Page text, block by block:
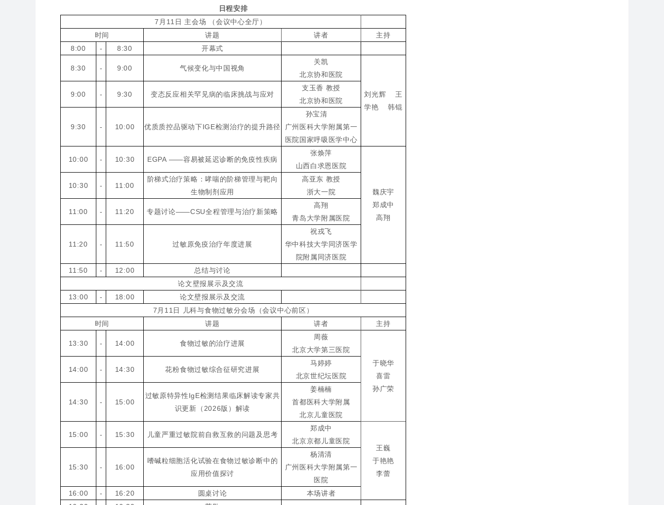
日程安排
7月11日 主会场 （会议中心全厅）
时间
讲题 讲者
主持
8:00
- 8:30 开幕式
8:30 - 9:00 气候变化与中国视角
关凯
北京协和医院
刘光辉 王
学艳 韩锟
9:00 - 9:30 变态反应相关罕见病的临床挑战与应对
支玉香 教授
北京协和医院
9:30 - 10:00 优质质控品驱动下IGE检测治疗的提升路径
孙宝清
广州医科大学附属第一
医院国家呼吸医学中心
10:00 - 10:30 EGPA ——容易被延迟诊断的免疫性疾病
张焕萍
山西白求恩医院
魏庆宇
郑成中
高翔
10:30 - 11:00
阶梯式治疗策略：哮喘的阶梯管理与靶向
生物制剂应用
高亚东 教授
浙大一院
11:00 - 11:20 专题讨论——CSU全程管理与治疗新策略
高翔
青岛大学附属医院
11:20 - 11:50 过敏原免疫治疗年度进展
祝戎飞
华中科技大学同济医学
院附属同济医院
11:50
- 12:00
总结与讨论
论文壁报展示及交流
13:00
- 18:00
论文壁报展示及交流
7月11日 儿科与食物过敏分会场（会议中心前区）
时间
讲题 讲者 主持
13:30 - 14:00 食物过敏的治疗进展
周薇
北京大学第三医院
于晓华
喜雷
孙广荣
14:00 - 14:30 花粉食物过敏综合征研究进展
马婷婷
北京世纪坛医院
14:30 - 15:00
过敏原特异性IgE检测结果临床解读专家共
识更新（2026版）解读
姜楠楠
首都医科大学附属
北京儿童医院
15:00 - 15:30 儿童严重过敏院前自救互救的问题及思考
郑成中
北京京都儿童医院
王巍
于艳艳
李蕾
15:30 - 16:00
嗜碱粒细胞活化试验在食物过敏诊断中的
应用价值探讨
杨清清
广州医科大学附属第一
医院
16:00
- 16:20 圆桌讨论
本场讲者